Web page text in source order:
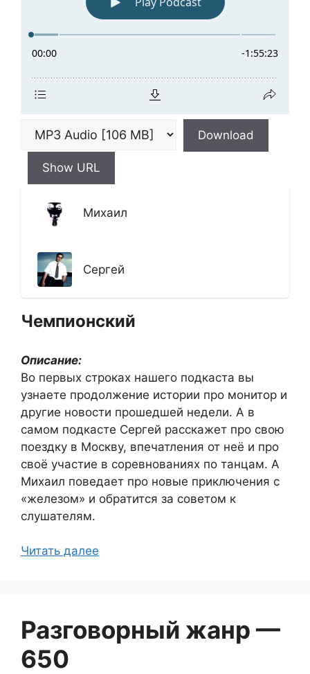
Download
Show URL
Михаил
Сергей
Чемпионский
Описание:
Во первых строках нашего подкаста вы
узнаете продолжение истории про монитор и
другие новости прошедшей недели. А в
самом подкасте Сергей расскажет про свою
поездку в Москву, впечатления от неё и про
своё участие в соревнованиях по танцам. А
Михаил поведает про новые приключения с
«железом» и обратится за советом к
слушателям.
Читать далее
Разговорный жанр —
650